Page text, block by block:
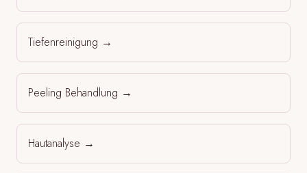
Tiefenreinigung →
Peeling Behandlung →
Hautanalyse →